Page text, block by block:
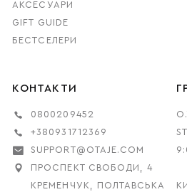
АКСЕСУАРИ
GIFT GUIDE
БЕСТСЕЛЕРИ
КОНТАКТИ
0800209452
+380931712369
SUPPORT@OTAJE.COM
ПРОСПЕКТ СВОБОДИ, 4
КРЕМЕНЧУК, ПОЛТАВСЬКА